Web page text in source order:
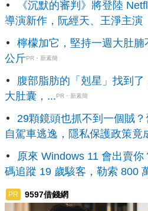
《沉默的審判》將登陸
導演新作，阮經天、王淨主演
檸檬加它，堅持一週大肚
公斤PR・新素簡
腹部脂肪的「剋星」找到
大肚囊，...PR・新素簡
29顆鏡頭也抓不到一個賊
自駕車逃逸，隱私保護政策竟
原來 Windows 11 會出賣你
碼追蹤 19 歲駭客，勒索 800
PR 9597借錢網